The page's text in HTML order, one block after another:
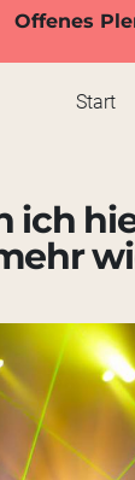
Offenes
Start
ich